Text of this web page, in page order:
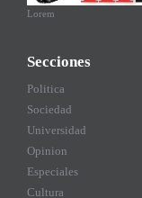
Lorem
Secciones
Politica
Sociedad
Universidad
Opinion
Especiales
Cultura